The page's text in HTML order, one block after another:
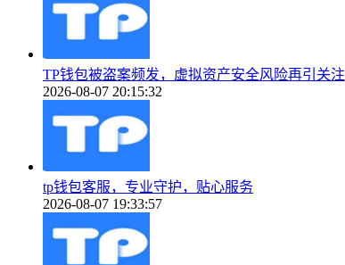
TP钱包被盗案频发，虚拟资产安全风险再引关注
2026-08-07 20:15:32
tp钱包客服，专业守护，贴心服务
2026-08-07 19:33:57